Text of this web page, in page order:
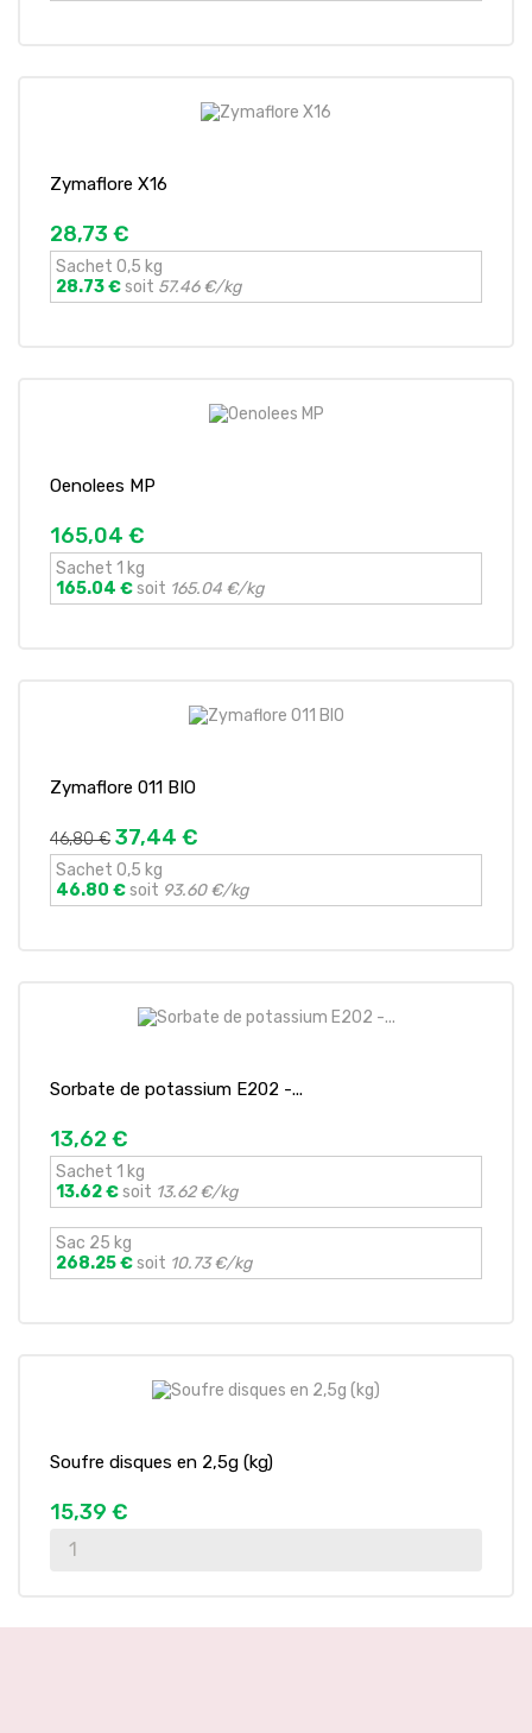
Zymaflore X16
28,73 €
Sachet 0,5 kg
28.73 €soit 57.46 €/kg
Oenolees MP
165,04 €
Sachet 1 kg
165.04 €soit 165.04 €/kg
Zymaflore 011 BIO
46,80 € 37,44 €
Sachet 0,5 kg
46.80 €soit 93.60 €/kg
Sorbate de potassium E202 -...
13,62 €
Sachet 1 kg
13.62 €soit 13.62 €/kg
Sac 25 kg
268.25 €soit 10.73 €/kg
Soufre disques en 2,5g (kg)
15,39 €